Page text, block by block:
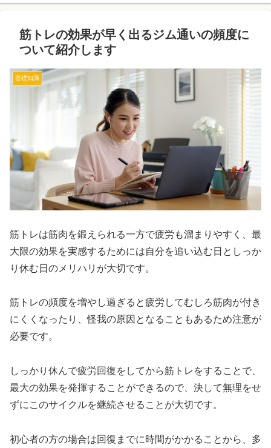
筋トレの効果が早く出るジム通いの頻度に
ついて紹介します
基礎知識
筋トレは筋肉を鍛えられる一方で疲労も溜まりやすく、最
大限の効果を実感するためには自分を追い込む日としっか
り休む日のメリハリが大切です。
筋トレの頻度を増やし過ぎると疲労してむしろ筋肉が付き
にくくなったり、怪我の原因となることもあるため注意が
必要です。
しっかり休んで疲労回復をしてから筋トレをすることで、
最大の効果を発揮することができるので、決して無理をせ
ずにこのサイクルを継続させることが大切です。
初心者の方の場合は回復までに時間がかかることから、多